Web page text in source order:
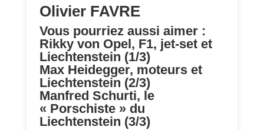
Olivier FAVRE
Vous pourriez aussi aimer :
Rikky von Opel, F1, jet-set et
Liechtenstein (1/3)
Max Heidegger, moteurs et
Liechtenstein (2/3)
Manfred Schurti, le
« Porschiste » du
Liechtenstein (3/3)